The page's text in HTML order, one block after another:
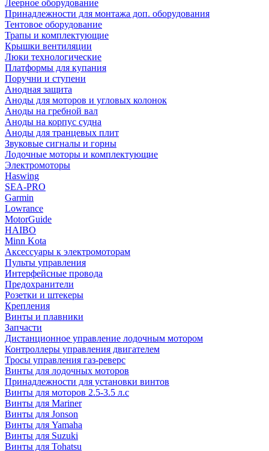
Леерное оборудование
Принадлежности для монтажа доп. оборудования
Тентовое оборудование
Трапы и комплектующие
Крышки вентиляции
Люки технологические
Платформы для купания
Поручни и ступени
Анодная защита
Аноды для моторов и угловых колонок
Аноды на гребной вал
Аноды на корпус судна
Аноды для транцевых плит
Звуковые сигналы и горны
Лодочные моторы и комплектующие
Электромоторы
Haswing
SEA-PRO
Garmin
Lowrance
MotorGuide
HAIBO
Minn Kota
Аксессуары к электромоторам
Пульты управления
Интерфейсные провода
Предохранители
Розетки и штекеры
Крепления
Винты и плавники
Запчасти
Дистанционное управление лодочным мотором
Контроллеры управления двигателем
Тросы управления газ-реверс
Винты для лодочных моторов
Принадлежности для установки винтов
Винты для моторов 2.5-3.5 л.с
Винты для Mariner
Винты для Jonson
Винты для Yamaha
Винты для Suzuki
Винты для Tohatsu